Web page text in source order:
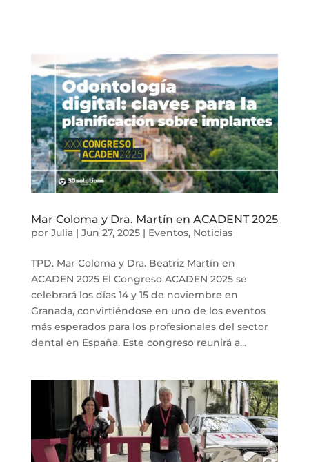
Mar Coloma y Dra. Martín en ACADENT 2025
por Julia| Jun 27, 2025| Eventos, Noticias
TPD. Mar Coloma y Dra. Beatriz Martín en
ACADEN 2025 El Congreso ACADEN 2025 se
celebrará los días 14 y 15 de noviembre en
Granada, convirtiéndose en uno de los eventos
más esperados para los profesionales del sector
dental en España. Este congreso reunirá a...